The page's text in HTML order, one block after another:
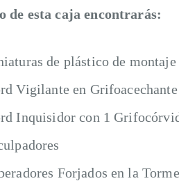
de esta caja encontrarás:
de plástico de montaje
Vigilante en Grifoacechante
Inquisidor con 1
Forjados en la